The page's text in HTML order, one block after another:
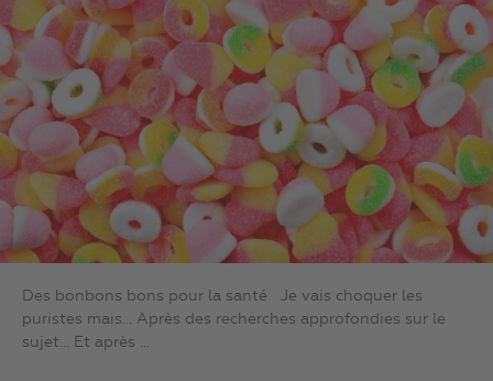
Des bonbons bons pour la santé Je vais choquer les
puristes mais… Après des recherches approfondies sur le
sujet… Et après ...